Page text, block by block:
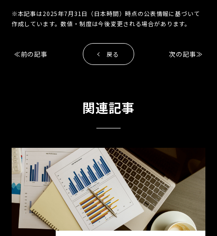
※本記事は2025年7月31日（日本時間）時点の公表情報に基づいて
作成しています。数値・制度は今後変更される場合があります。
前の記事 戻る 次の記事
関連記事